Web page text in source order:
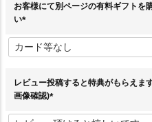
お客様にて別ページの有料ギフトを
い
必
須
レビュー投稿すると特典がもらえ
画像確認)